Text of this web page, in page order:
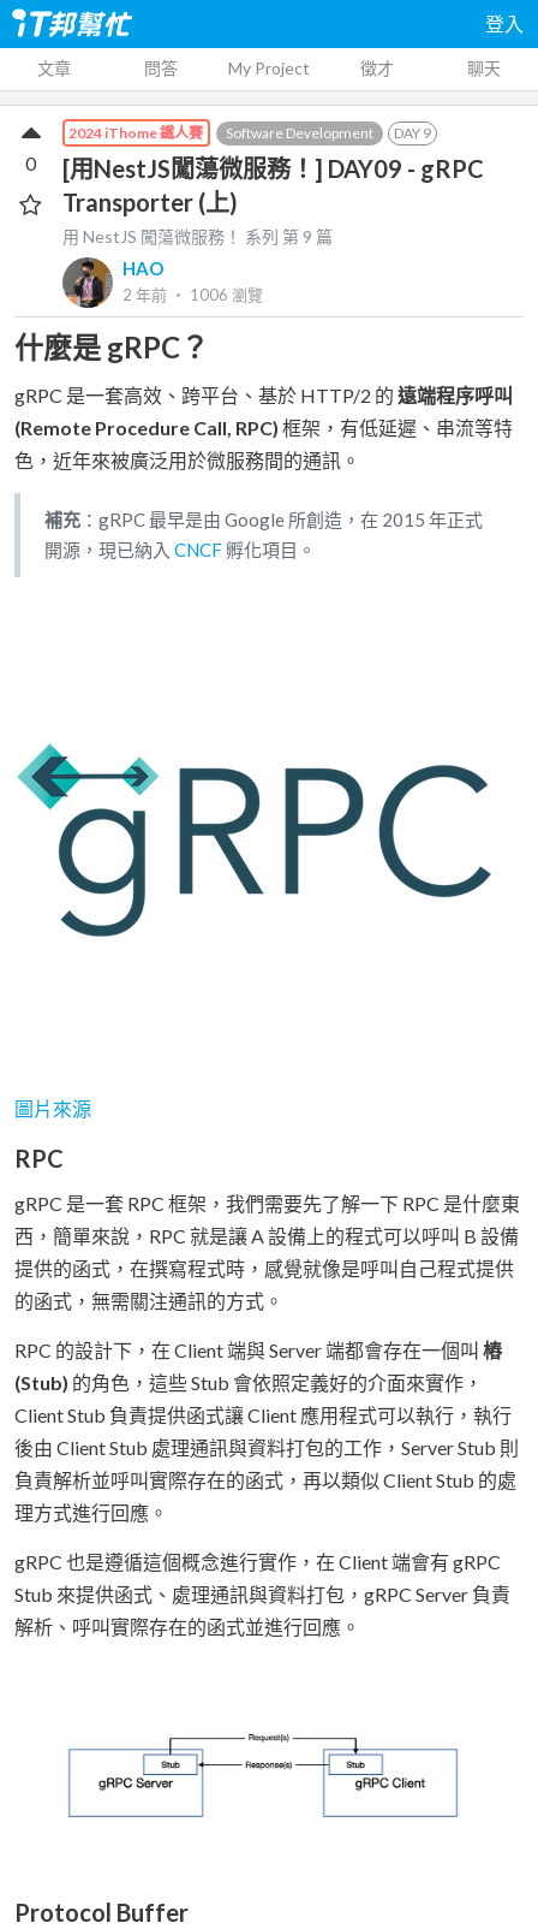
登入
文章 問答 My Project 徵才 聊天
2024 iThome 鐵人賽 Software Development DAY 9
[用NestJS闖蕩微服務！] DAY09 - gRPC
Transporter (上)
用 NestJS 闖蕩微服務！ 系列 第 9 篇
HAO
2 年前 ‧ 1006 瀏覽
0
什麼是 gRPC？
gRPC 是一套高效、跨平台、基於 HTTP/2 的 遠端程序呼叫
(Remote Procedure Call, RPC) 框架，有低延遲、串流等特
色，近年來被廣泛用於微服務間的通訊。
補充 ：gRPC 最早是由 Google 所創造，在 2015 年正式
開源，現已納入 CNCF 孵化項目。
圖片來源
RPC
gRPC 是一套 RPC 框架，我們需要先了解一下 RPC 是什麼東
西，簡單來說，RPC 就是讓 A 設備上的程式可以呼叫 B 設備
提供的函式，在撰寫程式時，感覺就像是呼叫自己程式提供
的函式，無需關注通訊的方式。
RPC 的設計下，在 Client 端與 Server 端都會存在一個叫 樁
(Stub) 的角色，這些 Stub 會依照定義好的介面來實作，
Client Stub 負責提供函式讓 Client 應用程式可以執行，執行
後由 Client Stub 處理通訊與資料打包的工作，Server Stub 則
負責解析並呼叫實際存在的函式，再以類似 Client Stub 的處
理方式進行回應。
gRPC 也是遵循這個概念進行實作，在 Client 端會有 gRPC
Stub 來提供函式、處理通訊與資料打包，gRPC Server 負責
解析、呼叫實際存在的函式並進行回應。
Protocol Buffer